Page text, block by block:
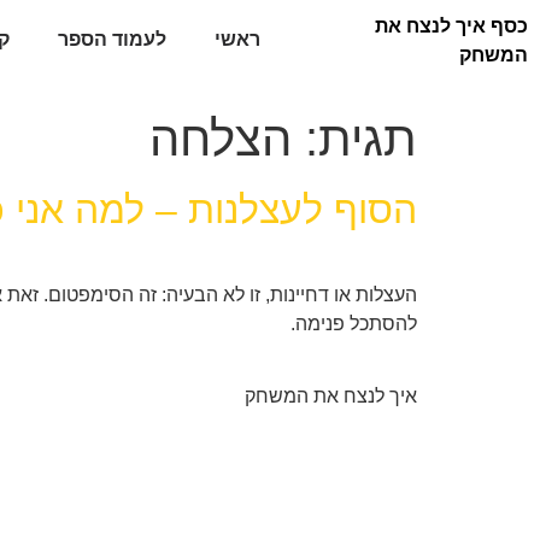
כסף איך לנצח את
המשחק
ראשי לעמוד הספר
תגית: הצלחה
הסוף לעצלנות – למה אני
העצלות או דחיינות, זו לא הבעיה: זה הסימפטום.
להסתכל פנימה.
איך לנצח את המשחק